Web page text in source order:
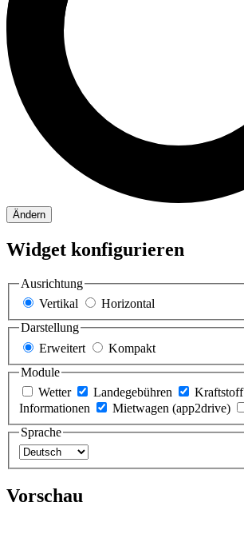
Ändern
Widget konfigurieren
Ausrichtung
Vertikal
Horizontal
Darstellung
Erweitert
Kompakt
Module
Wetter
Landegebühren Kraftstoff
Informationen
Mietwagen (app2drive)
Sprache
Vorschau